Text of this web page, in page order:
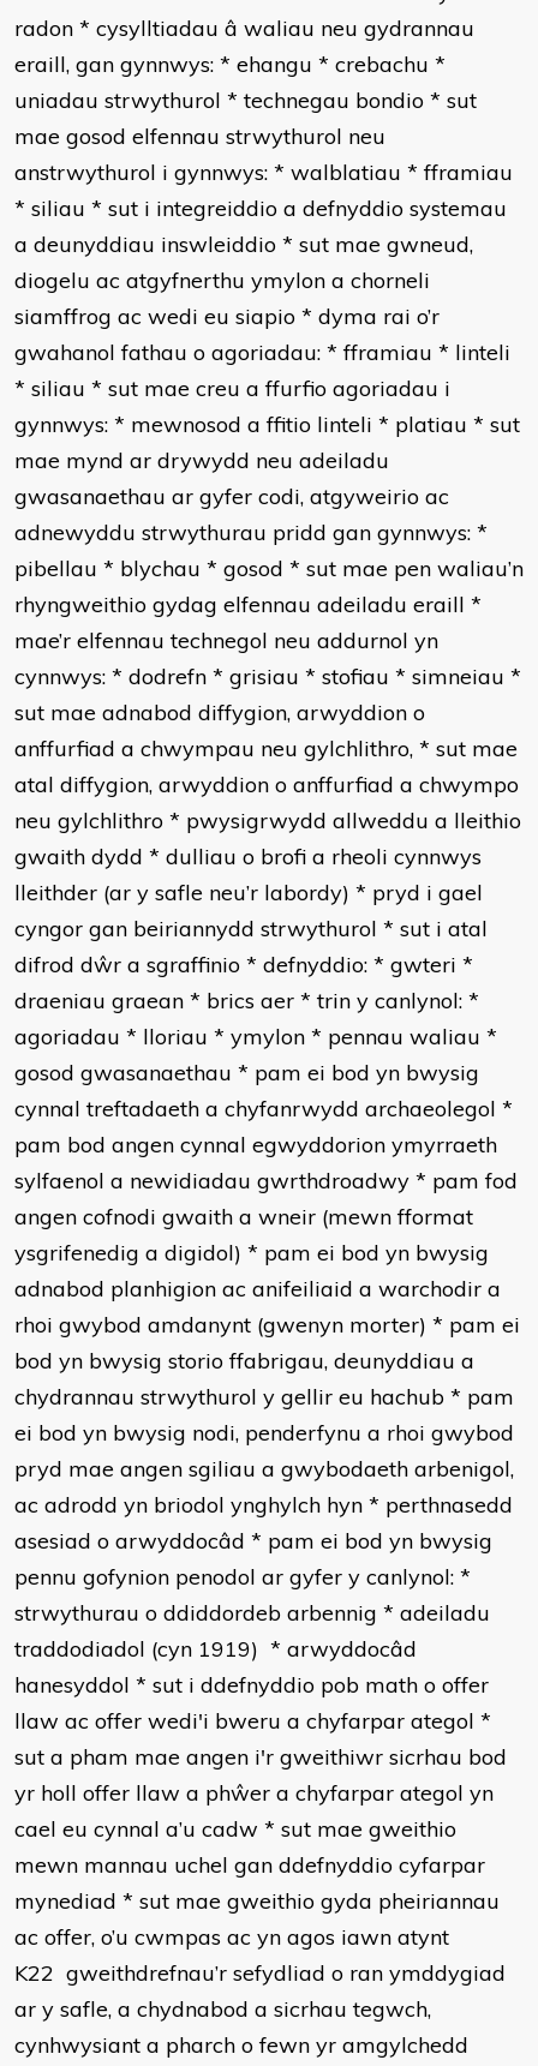
radon * cysylltiadau â waliau neu gydrannau
eraill, gan gynnwys: * ehangu * crebachu *
uniadau strwythurol *technegau bondio * sut
mae gosod elfennau strwythurol neu
anstrwythurol i gynnwys: * walblatiau *fframiau
* siliau * sut i integreiddio a defnyddio systemau
a deunyddiau inswleiddio * sut mae gwneud,
diogelu ac atgyfnerthu ymylon a chorneli
siamffrog ac wedi eu siapio * dyma rai o’r
gwahanol fathau o agoriadau: *fframiau * linteli
* siliau * sut mae creu a ffurfio agoriadau i
gynnwys: * mewnosod a ffitio linteli * platiau * sut
mae mynd ar drywydd neu adeiladu
gwasanaethau ar gyfer codi, atgyweirio ac
adnewyddu strwythurau pridd gan gynnwys: *
pibellau * blychau * gosod * sut mae pen waliau’n
rhyngweithio gydag elfennau adeiladu eraill *
mae’r elfennau technegol neu addurnol yn
cynnwys: * dodrefn * grisiau * stofiau * simneiau *
sut mae adnabod diffygion, arwyddion o
anffurfiad a chwympau neu gylchlithro, * sut mae
atal diffygion, arwyddion o anffurfiad a chwympo
neu gylchlithro * pwysigrwydd allweddu a lleithio
gwaith dydd * dulliau o brofi a rheoli cynnwys
lleithder (ar y safle neu’r labordy) * pryd i gael
cyngor gan beiriannydd strwythurol * sut i atal
difrod dŵr a sgraffinio * defnyddio: * gwteri *
draeniau graean * brics aer *trin y canlynol: *
agoriadau * lloriau * ymylon * pennau waliau *
gosod gwasanaethau * pam ei bod yn bwysig
cynnal treftadaeth a chyfanrwydd archaeolegol *
pam bod angen cynnal egwyddorion ymyrraeth
sylfaenol a newidiadau gwrthdroadwy * pam fod
angen cofnodi gwaith a wneir (mewn fformat
ysgrifenedig a digidol) * pam ei bod yn bwysig
adnabod planhigion ac anifeiliaid a warchodir a
rhoi gwybod amdanynt (gwenyn morter) * pam ei
bod yn bwysig storio ffabrigau, deunyddiau a
chydrannau strwythurol y gellir eu hachub * pam
ei bod yn bwysig nodi, penderfynu a rhoi gwybod
pryd mae angen sgiliau a gwybodaeth arbenigol,
ac adrodd yn briodol ynghylch hyn * perthnasedd
asesiad o arwyddocâd * pam ei bod yn bwysig
pennu gofynion penodol ar gyfer y canlynol: *
strwythurau o ddiddordeb arbennig * adeiladu
traddodiadol (cyn 1919) * arwyddocâd
hanesyddol * sut i ddefnyddio pob math o offer
llaw ac offer wedi'i bweru a chyfarpar ategol *
sut a pham mae angen i'r gweithiwr sicrhau bod
yr holl offer llaw a phŵer a chyfarpar ategol yn
cael eu cynnal a’u cadw * sut mae gweithio
mewn mannau uchel gan ddefnyddio cyfarpar
mynediad * sut mae gweithio gyda pheiriannau
ac offer, o’u cwmpas ac yn agos iawn atynt
K22 gweithdrefnau’r sefydliad o ran ymddygiad
ar y safle, a chydnabod a sicrhau tegwch,
cynhwysiant a pharch o fewn yr amgylchedd